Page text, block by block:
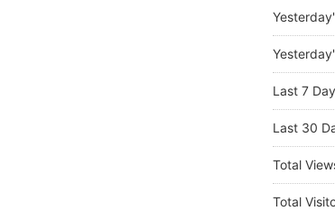
Last 7
Last 30
Total
Total